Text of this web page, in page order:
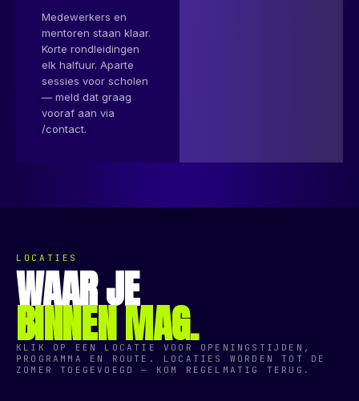
Medewerkers en
mentoren staan klaar.
Korte rondleidingen
elk halfuur. Aparte
sessies voor scholen
— meld dat graag
vooraf aan via
/contact.
LOCATIES
WAAR JE
BINNEN MAG.
KLIK OP EEN LOCATIE VOOR OPENINGSTIJDEN,
PROGRAMMA EN ROUTE. LOCATIES WORDEN TOT DE
ZOMER TOEGEVOEGD — KOM REGELMATIG TERUG.